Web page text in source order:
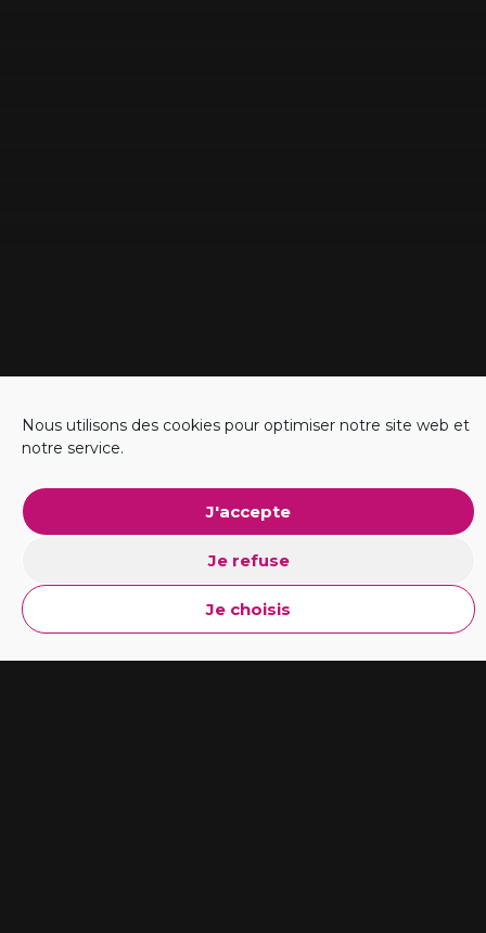
Nous utilisons des cookies pour optimiser notre site web et
notre service.
J'accepte
Je refuse
Je choisis
#Business Explorer l'ADN